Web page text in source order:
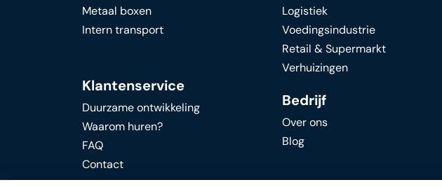
Metaal boxen
Intern transport
Klantenservice
Duurzame ontwikkeling
Waarom huren?
FAQ
Contact
Logistiek
Voedingsindustrie
Retail & Supermarkt
Verhuizingen
Bedrijf
Over ons
Blog